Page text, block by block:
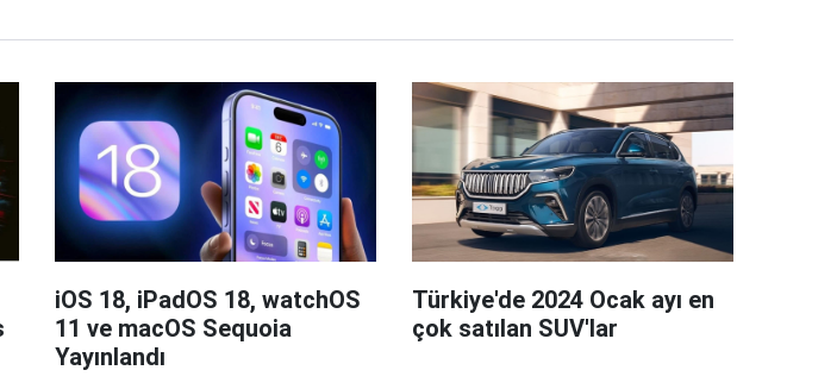
iOS 18, iPadOS 18, watchOS
11 ve macOS Sequoia
Yayınlandı
Türkiye'de 2024 Ocak ayı en
çok satılan SUV'lar